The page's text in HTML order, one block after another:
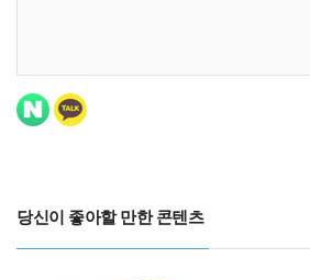
당신이 좋아할 만한 콘텐츠